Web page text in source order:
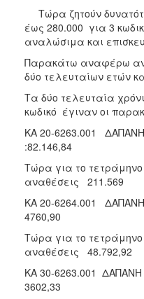
Τώρα ζητούν
έως 280.000 για 3
αναλώσιμα και
Παρακάτω αναφέρω
δύο τελευταίων ετών
Τα δύο τελευταία
κωδικό έγιναν οι
ΚΑ 20-6263.001
:82.146,84
Τώρα για το
αναθέσεις 211.569
ΚΑ 20-6264.001
4760,90
Τώρα για το
αναθέσεις 48.792,92
ΚΑ 30-6263.001 ΔΑΠΑΝΗ
3602,33